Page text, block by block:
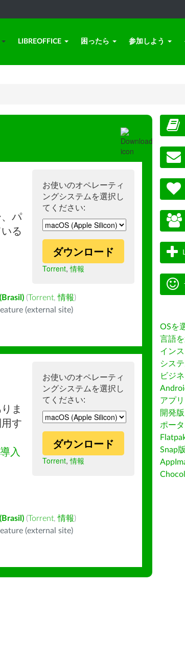
LIBREOFFICE 困ったら 参加しよう
お使いのオペレーティ
ングシステムを選択し
てください:
ダウンロード
Torrent,情報
パ
る
(Torrent,情報)
(external site)
お使いのオペレーティ
ングシステムを選択し
てください:
ダウンロード
Torrent,情報
ま
す
入
(Torrent,情報)
(external site)
OSを
言語
イン
シス
ビジ
アプ
開発版
ポー
Snap版